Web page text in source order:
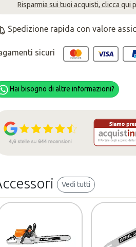
Risparmia sui tuoi acquisti, clicca
Spedizione rapida con valore
sicuri
Hai bisogno di altre informazioni?
Vedi tutti